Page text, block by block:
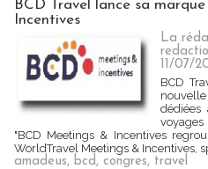
BCD Travel lance sa
Incentives
La
11/07/
BCD
dédiées
voyages
"BCD Meetings & Incentives
WorldTravel Meetings & Incentives,
amadeus, bcd, congres, travel